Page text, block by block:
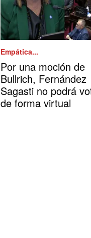
Empática...
Por una moción de
Bullrich, Fernández
Sagasti no podrá
de forma virtual